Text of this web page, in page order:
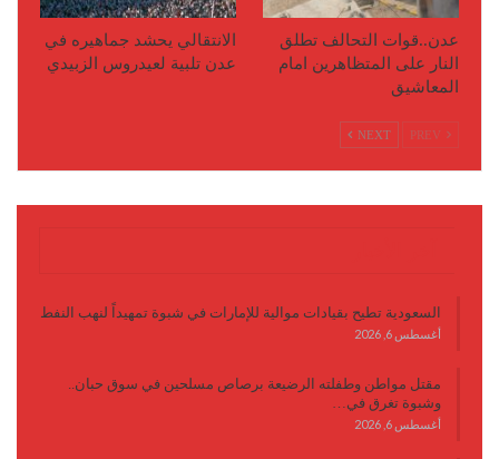
عدن..قوات التحالف تطلق
النار على المتظاهرين امام
المعاشيق
الانتقالي يحشد جماهيره في
عدن تلبية لعيدروس الزبيدي
NEXT
السعودية تطيح بقيادات موالية للإمارات في شبوة تمهيداً لنهب النفط
أغسطس 6, 2026
مقتل مواطن وطفلته الرضيعة برصاص مسلحين في سوق حبان..
وشبوة تغرق في…
أغسطس 6, 2026